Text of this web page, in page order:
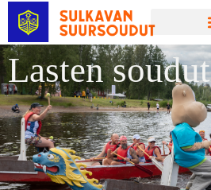
Lasten soudut